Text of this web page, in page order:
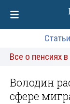
Статьи
Все о пенсиях
Володин
сфере